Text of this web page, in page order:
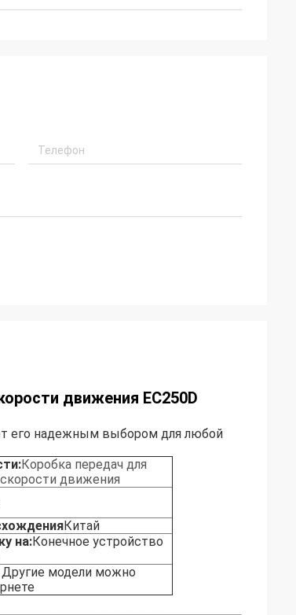
движения EC250D
его надежным выбором для любой
Коробка передач для
движения
Китай
на:Конечное устройство
Другие модели можно